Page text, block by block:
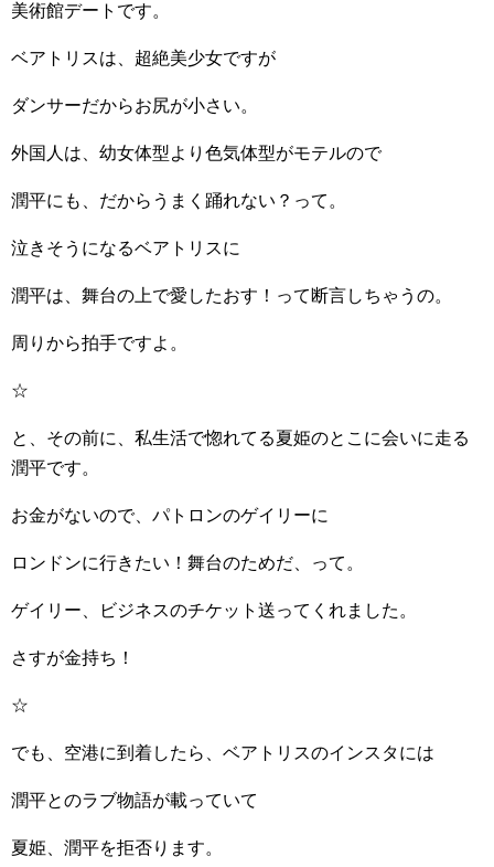
美術館デートです。
ベアトリスは、超絶美少女ですが
ダンサーだからお尻が小さい。
外国人は、幼女体型より色気体型がモテルので
潤平にも、だからうまく踊れない？って。
泣きそうになるベアトリスに
潤平は、舞台の上で愛したおす！って断言しちゃうの。
周りから拍手ですよ。
☆
と、その前に、私生活で惚れてる夏姫のとこに会いに走る
潤平です。
お金がないので、パトロンのゲイリーに
ロンドンに行きたい！舞台のためだ、って。
ゲイリー、ビジネスのチケット送ってくれました。
さすが金持ち！
☆
でも、空港に到着したら、ベアトリスのインスタには
潤平とのラブ物語が載っていて
夏姫、潤平を拒否ります。